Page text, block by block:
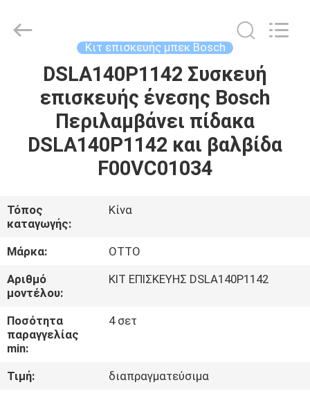
ΣΠΊΤΙ
ΠΡΟΪΌΝΤΑ
ΕΜΆΣ
ΕΠΙΣΚΈΨΕΙΣ
ΣΤΟ
ΕΡΓΟΣΤΆΣΙΟ
ΈΛΕΓΧΟΣ
ΠΟΙΌΤΗΤΑΣ
AUTO
PARTS
Κιτ επισκευής μπεκ Bosch
DSLA140P1142 Συσκευή
επισκευής ένεσης Bosch
Περιλαμβάνει πίδακα
DSLA140P1142 και βαλβίδα
F00VC01034
Τόπος
καταγωγής:
Κίνα
Μάρκα:
OTTO
Αριθμό
μοντέλου:
ΚΙΤ ΕΠΙΣΚΕΥΗΣ DSLA140P1142
Ποσότητα
παραγγελίας
min:
4 σετ
Τιμή:
διαπραγματεύσιμα